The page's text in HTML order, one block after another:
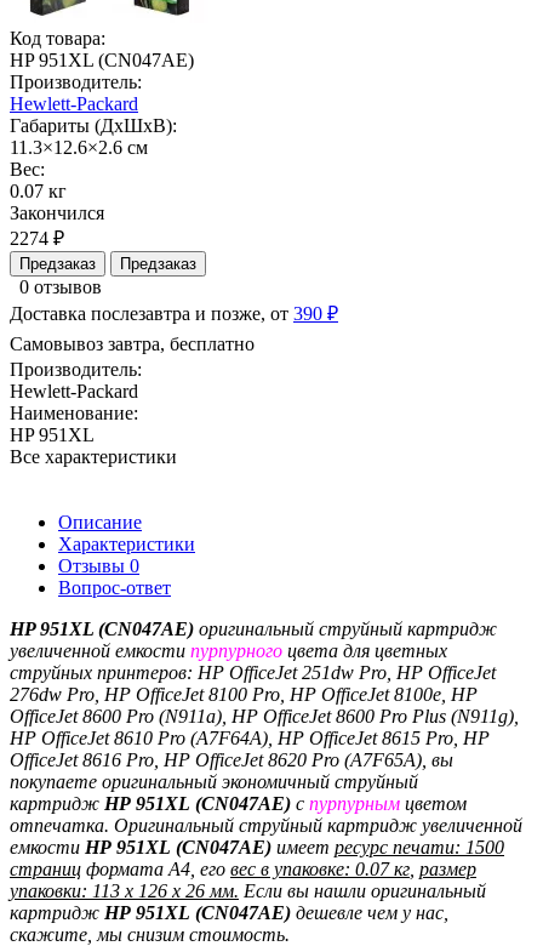
Код товара:
HP 951XL (CN047AE)
Производитель:
Hewlett-Packard
Габариты (ДхШхВ):
11.3×12.6×2.6 см
Вес:
0.07 кг
Закончился
2274 ₽
Предзаказ Предзаказ
0 отзывов
Доставка послезавтра и позже, от 390 ₽
Самовывоз завтра, бесплатно
Производитель:
Hewlett-Packard
Наименование:
HP 951XL
Все характеристики
Описание
Характеристики
Отзывы 0
Вопрос-ответ
HP 951XL (CN047AE) оригинальный струйный картридж
увеличенной емкости пурпурного цвета для цветных
струйных принтеров: HP OfficeJet 251dw Pro, HP OfficeJet
276dw Pro, HP OfficeJet 8100 Pro, HP OfficeJet 8100e, HP
OfficeJet 8600 Pro (N911a), HP OfficeJet 8600 Pro Plus (N911g),
HP OfficeJet 8610 Pro (A7F64A), HP OfficeJet 8615 Pro, HP
OfficeJet 8616 Pro, HP OfficeJet 8620 Pro (A7F65A) , вы
покупаете оригинальный экономичный струйный
картридж HP 951XL (CN047AE) с пурпурным цветом
отпечатка. Оригинальный струйный картридж увеличенной
емкости HP 951XL (CN047AE) имеет ресурс печати: 1500
страниц формата A4, его вес в упаковке: 0.07 кг размер
упаковки: 113 x 126 x 26 мм. Если вы нашли оригинальный
картридж HP 951XL (CN047AE) дешевле чем у нас,
скажите, мы снизим стоимость.